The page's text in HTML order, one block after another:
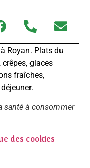
Royan. Plats du
glaces
fraîches,
santé à consommer
des cookies